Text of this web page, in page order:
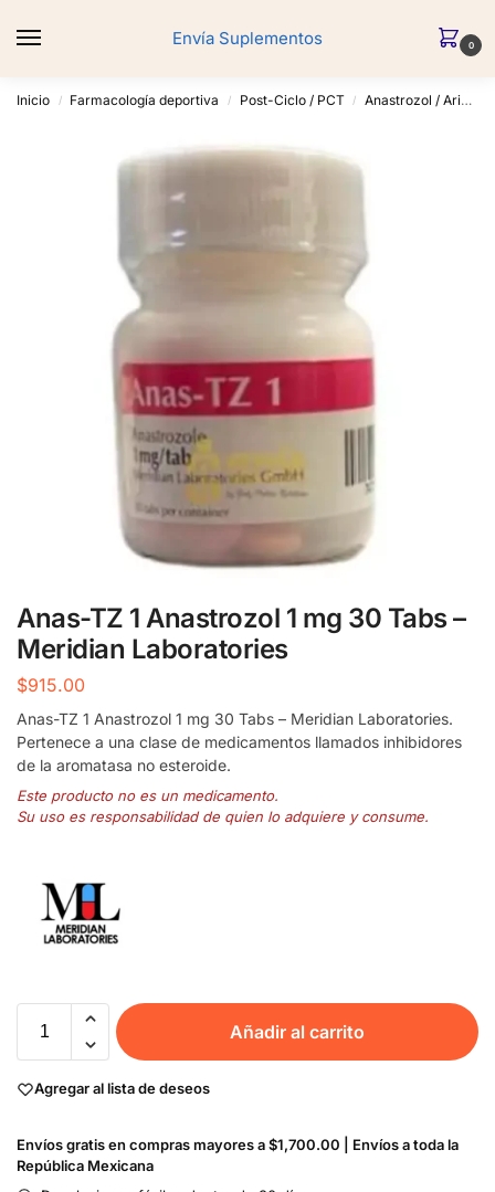
Envía Suplementos 0
Inicio / Farmacología deportiva / Post-Ciclo / PCT / Anastrozol / Arimidex
Anas-TZ 1 Anastrozol 1 mg 30 Tabs –
Meridian Laboratories
$915.00
Anas-TZ 1 Anastrozol 1 mg 30 Tabs – Meridian Laboratories.
Pertenece a una clase de medicamentos llamados inhibidores
de la aromatasa no esteroide.
Este producto no es un medicamento.
Su uso es responsabilidad de quien lo adquiere y consume.
Añadir al carrito
Agregar al lista de deseos
Envíos gratis en compras mayores a $1,700.00 | Envíos a toda la
República Mexicana